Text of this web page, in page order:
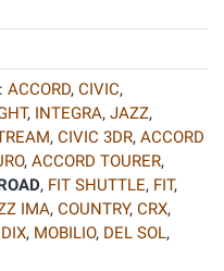
ACCORD, CIVIC,
, INTEGRA, JAZZ,
, CIVIC 3DR, ACCORD
, ACCORD TOURER,
, FIT SHUTTLE, FIT,
IMA, COUNTRY, CRX,
, MOBILIO, DEL SOL,